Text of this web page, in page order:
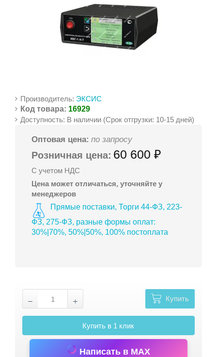
Производитель: ЭКСИС
Код товара: 16929
Доступность: В наличии (Срок отгрузки: 10-15 дней)
Оптовая цена: по запросу
Розничная цена: 60 600 ₽
С учетом НДС
Цена может отличаться, уточняйте у
менеджеров
Прямые поставки, Торги 44-ФЗ, 223-
ФЗ, 275-ФЗ, разные формы оплат:
30%|70%, 50%|50%, 100% постоплата
Купить
Купить в 1 клик
Написать в MAX